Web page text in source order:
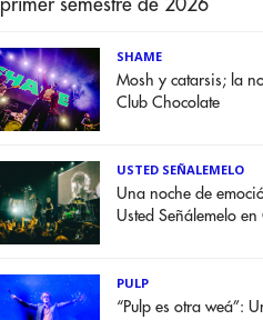
SHAME
Mosh y catarsis; la
Club Chocolate
USTED SEÑALEMELO
Una noche de
Usted Señálemelo
PULP
“Pulp es otra weá”: